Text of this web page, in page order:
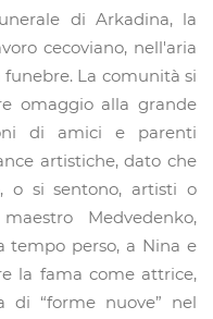
di Arkadina, la
cecoviano, nell'aria
La comunità si
omaggio alla grande
di amici e parenti
artistiche, dato che
o si sentono, artisti o
Medvedenko,
tempo perso, a Nina e
la fama come attrice,
di “forme nuove” nel